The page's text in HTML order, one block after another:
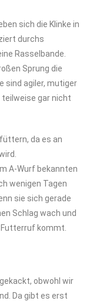
sich die Klinke in
durchs
Rasselbande.
Sprung die
sind agiler, mutiger
gar nicht
da es an
A-Wurf bekannten
wenigen Tagen
sie sich gerade
Schlag wach und
Futterruf kommt.
obwohl wir
Da gibt es erst